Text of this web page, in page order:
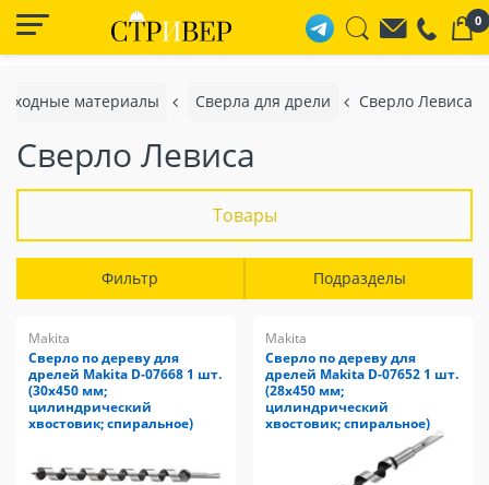
0
материалы Сверла для дрели Сверло Левиса
Сверло Левиса
Товары
Фильтр Подразделы
Makita
Сверло по дереву для
дрелей Makita D-07668 1 шт.
(30x450 мм;
цилиндрический
хвостовик; спиральное)
Makita
Сверло по дереву для
дрелей Makita D-07652 1 шт.
(28x450 мм;
цилиндрический
хвостовик; спиральное)